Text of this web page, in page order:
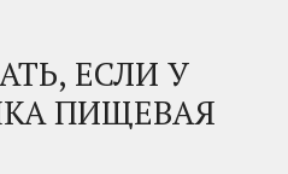
ЕСЛИ У
ПИЩЕВАЯ